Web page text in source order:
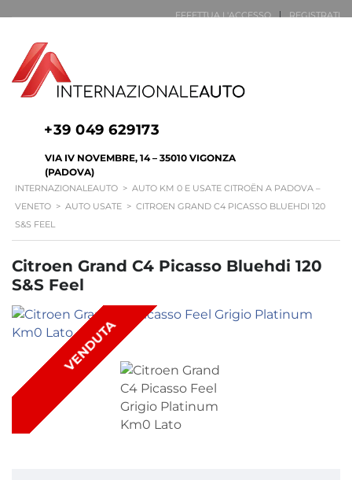
EFFETTUA L'ACCESSO
REGISTRATI
+39 049 629173
VIA IV NOVEMBRE, 14 – 35010 VIGONZA
(PADOVA)
INTERNAZIONALEAUTO > AUTO KM 0 E USATE CITROËN A PADOVA –
VENETO > AUTO USATE > CITROEN GRAND C4 PICASSO BLUEHDI 120
S&S FEEL
Citroen Grand C4 Picasso Bluehdi 120
S&S Feel
VENDUTA